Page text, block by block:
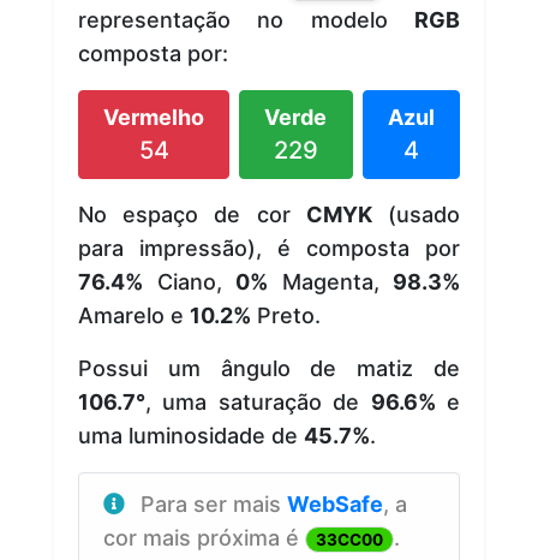
representação no modelo RGB
composta por:
Vermelho
54
Verde
229
Azul
4
No espaço de cor CMYK(usado
para impressão), é composta por
76.4% Ciano, 0% Magenta, 98.3%
Amarelo e 10.2% Preto.
Possui um ângulo de matiz de
106.7°, uma saturação de 96.6% e
uma luminosidade de 45.7%.
Para ser mais WebSafe, a
cor mais próxima é
33CC00 .